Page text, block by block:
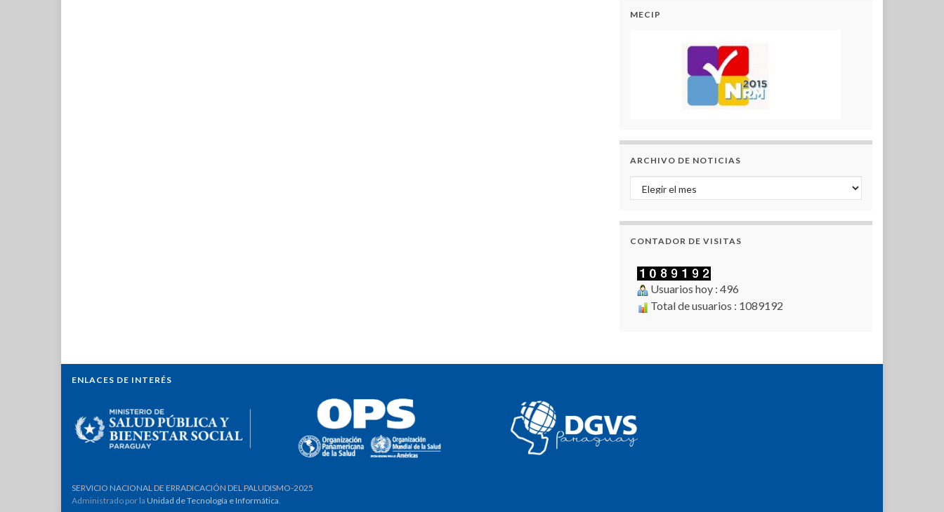
MECIP
ARCHIVO DE NOTICIAS
Archivo de Noticias
CONTADOR DE VISITAS
Usuarios hoy : 496
Total de usuarios : 1089192
ENLACES DE INTERÉS
SERVICIO NACIONAL DE ERRADICACIÓN DEL PALUDISMO-2025
Administrado por la Unidad de Tecnología e Informática